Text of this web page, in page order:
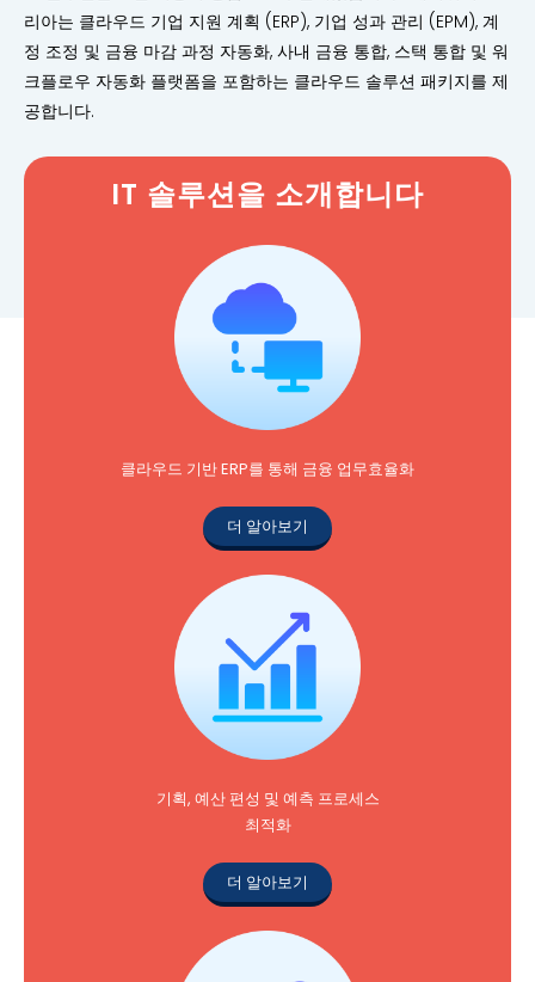
리아는 클라우드 기업 지원 계획 (ERP), 기업 성과 관리 (EPM), 계
정 조정 및 금융 마감 과정 자동화, 사내 금융 통합, 스택 통합 및 워
크플로우 자동화 플랫폼을 포함하는 클라우드 솔루션 패키지를 제
공합니다.
IT 솔루션을 소개합니다
클라우드 기반 ERP를 통해 금융 업무효율화
더 알아보기
기획, 예산 편성 및 예측 프로세스
최적화
더 알아보기